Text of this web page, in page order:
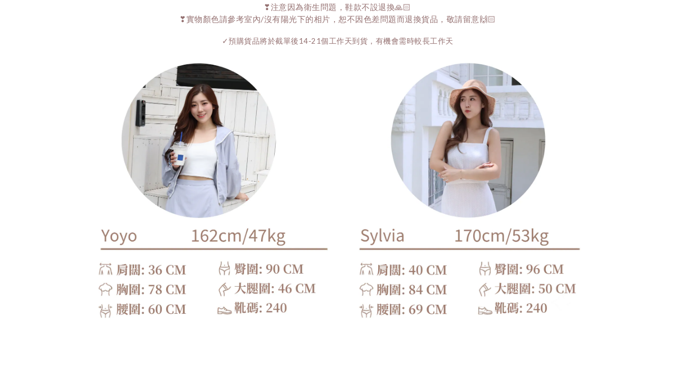
❣注意因為衛生問題，鞋款不設退換🙏🏻
❣實物顏色請參考室內/沒有陽光下的相片，恕不因色差問題而退換貨品，敬請留意🙌🏻
✓預購貨品將於截單後14-21個工作天到貨，有機會需時較長工作天